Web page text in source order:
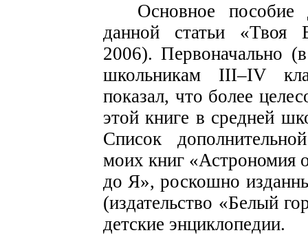
Основное
данной статьи «Твоя
2006). Первоначально
школьникам III–IV
показал, что более
этой книге в средней
Список
моих книг «Астрономия
до Я», роскошно
(издательство «Белый
детские энциклопедии.